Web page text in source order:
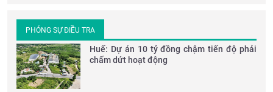
PHÓNG SỰ ĐIỀU TRA
Huế: Dự án 10 tỷ đồng chậm tiến độ phải
chấm dứt hoạt động